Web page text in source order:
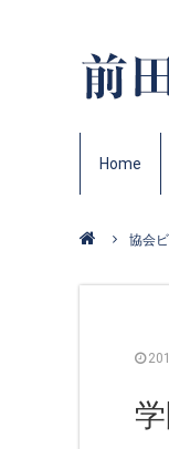
Home
協会